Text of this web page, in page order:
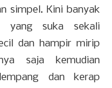
simpel. Kini banyak
yang suka sekali
dan hampir mirip
saja kemudian
dan kerap